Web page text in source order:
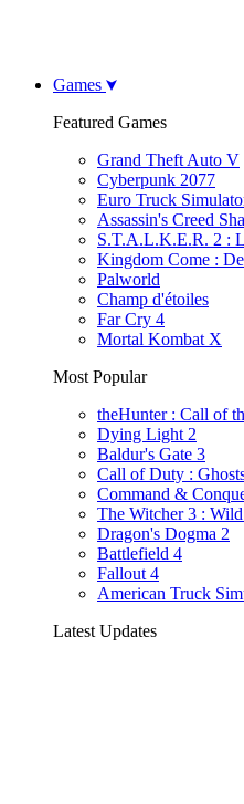
Games
Featured Games
Grand Theft Auto V
Cyberpunk 2077
Euro Truck
Assassin's Creed
S.T.A.L.K.E.R. 2 :
Kingdom Come :
Palworld
Champ d'étoiles
Far Cry 4
Mortal Kombat X
Most Popular
theHunter : Call of
Dying Light 2
Baldur's Gate 3
Call of Duty :
Command &
The Witcher 3 :
Dragon's Dogma 2
Battlefield 4
Fallout 4
American Truck
Latest Updates